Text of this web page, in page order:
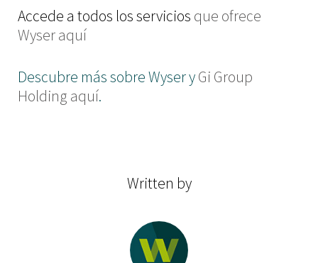
Accede a todos los servicios que ofrece
Wyser aquí
Descubre más sobre Wyser yGi Group
Holding aquí.
Written by